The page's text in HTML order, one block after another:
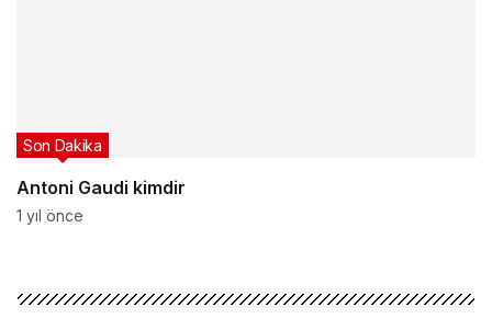
Antoni Gaudi kimdir
Son Dakika
1 yıl önce